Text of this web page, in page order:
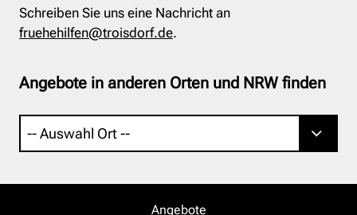
Schreiben Sie uns eine Nachricht an
fruehehilfen@troisdorf.de.
Angebote in anderen Orten und NRW finden
Angebote